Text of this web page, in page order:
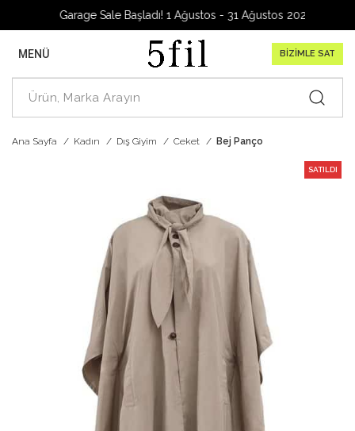
Garage Sale Başladı! 1 Ağustos - 31 Ağustos 2026
MENÜ BİZİMLE SAT
Ana Sayfa Kadın Dış Giyim Ceket Bej Panço
SATILDI